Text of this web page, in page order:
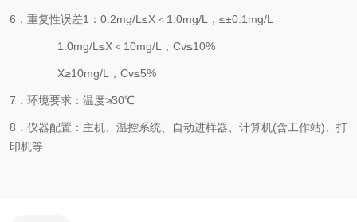
6．重复性误差1：0.2mg/L≤X＜1.0mg/L，≤±0.1mg/L
1.0mg/L≤X＜10mg/L，Cv≤10%
X≥10mg/L，Cv≤5%
7．环境要求：温度≯30℃
8．仪器配置：主机、温控系统、自动进样器、计算机(含工作站)、打
印机等